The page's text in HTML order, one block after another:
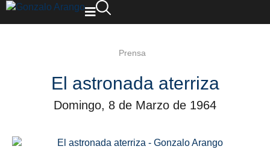
Prensa
El astronada aterriza
Domingo, 8 de Marzo de 1964